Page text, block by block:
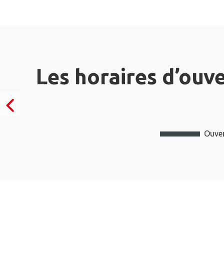
Les horaires